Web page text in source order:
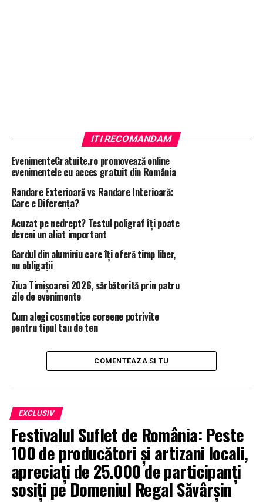
ITI RECOMANDAM
EvenimenteGratuite.ro promovează online
evenimentele cu acces gratuit din România
Randare Exterioară vs Randare Interioară:
Care e Diferența?
Acuzat pe nedrept? Testul poligraf îţi poate
deveni un aliat important
Gardul din aluminiu care îți oferă timp liber,
nu obligații
Ziua Timișoarei 2026, sărbătorită prin patru
zile de evenimente
Cum alegi cosmetice coreene potrivite
pentru tipul tau de ten
COMENTEAZA SI TU
EXCLUSIV
Festivalul Suflet de România: Peste
100 de producători și artizani locali,
apreciați de 25.000 de participanți
sosiți pe Domeniul Regal Săvârșin